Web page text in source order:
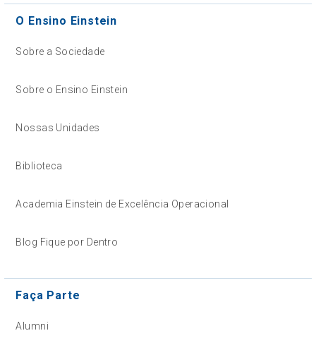
O Ensino Einstein
Sobre a Sociedade
Sobre o Ensino Einstein
Nossas Unidades
Biblioteca
Academia Einstein de Excelência Operacional
Blog Fique por Dentro
Faça Parte
Alumni